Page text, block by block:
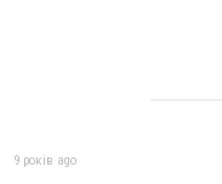
9 років ago